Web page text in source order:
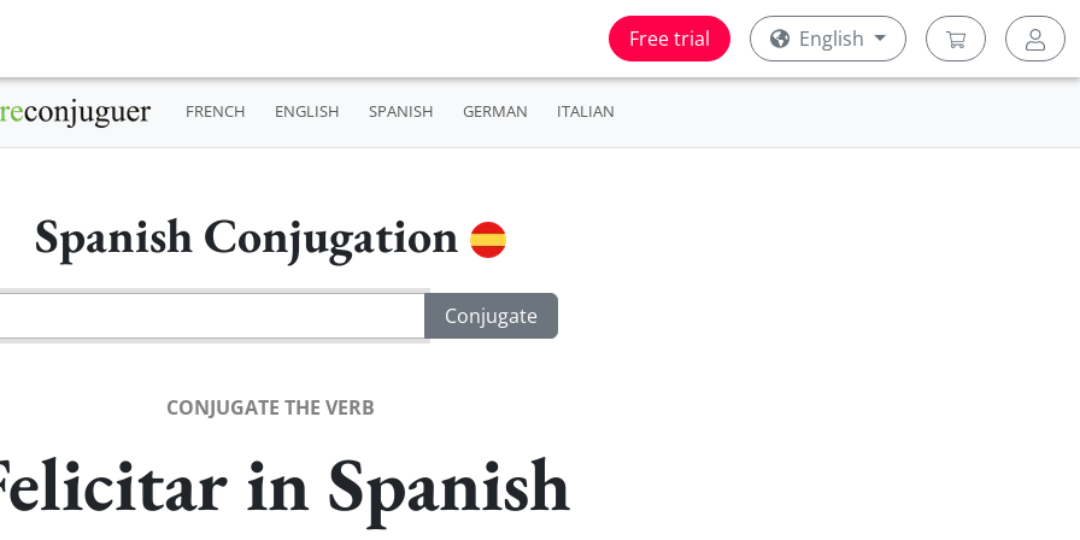
Free trial English
FRENCH ENGLISH SPANISH GERMAN ITALIAN
Spanish Conjugation
CONJUGATE THE VERB
in Spanish